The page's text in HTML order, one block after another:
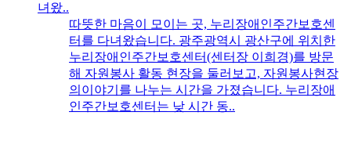
녀왔..
따뜻한 마음이 모이는 곳, 누리장애인주간보호센
터를 다녀왔습니다. 광주광역시 광산구에 위치한
누리장애인주간보호센터(센터장 이희경)를 방문
해 자원봉사 활동 현장을 둘러보고, 자원봉사현장
의이야기를 나누는 시간을 가졌습니다. 누리장애
인주간보호센터는 낮 시간 동..